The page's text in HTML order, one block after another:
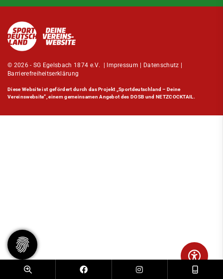
© 2026 - SG Egelsbach 1874 e.V. | Impressum Datenschutz
Barrierefreiheitserklärung
Diese Website ist gefördert durch das Projekt„Sportdeutschland – Deine
Vereinswebsite”, einem gemeinsamen Angebot des DOSB und NETZCOCKTAIL.